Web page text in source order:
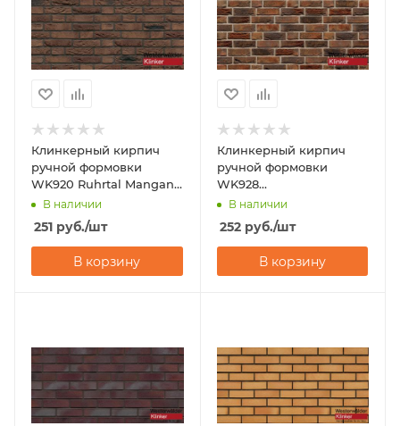
Клинкерный кирпич
ручной формовки
WK920 Ruhrtal Mangan
210x100x65 Westerwalder
В наличии
251 руб./шт
В корзину
Клинкерный кирпич
ручной формовки
WK928
Netterden/Wenworth
210x100x65 Westerwalder
Klinker
В наличии
252руб./шт
В корзину